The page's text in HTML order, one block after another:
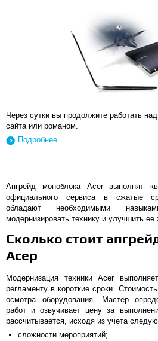
Через сутки вы продолжите работать
сайта или романом.
Подробнее
Апгрейд моноблока Аcer выполнят
официального сервиса в сжатые
обладают необходимыми
модернизировать технику и улучшить ее
Сколько стоит
Асер
Модернизация техники Аcer
регламенту в короткие сроки.
осмотра оборудования. Мастер
работ и озвучивает цену за
рассчитывается, исходя из учета
сложности мероприятий;